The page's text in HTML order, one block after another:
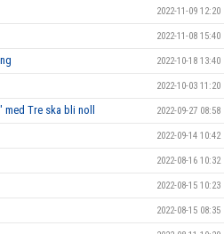
2022-11-09 12:20
2022-11-08 15:40
2022-10-18 13:40
2022-10-03 11:20
Tre ska bli noll 2022-09-27 08:58
2022-09-14 10:42
2022-08-16 10:32
2022-08-15 10:23
2022-08-15 08:35